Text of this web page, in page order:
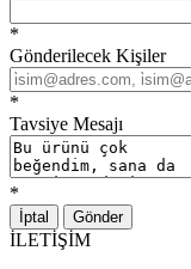
*
Gönderilecek Kişiler
*
Tavsiye Mesajı
*
İptal Gönder
İLETİŞİM